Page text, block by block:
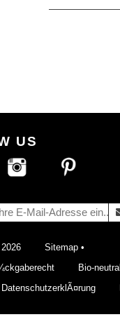
US
Sitemap •
Bio-neutral
DatenschutzerklÃ¤rung